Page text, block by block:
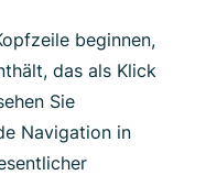
beginnen,
das als Klick
Sie
Navigation in